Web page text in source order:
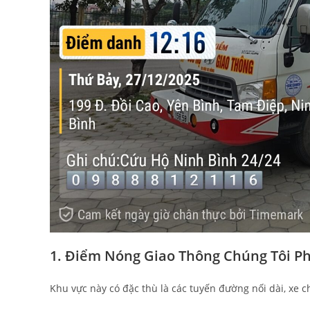
1. Điểm Nóng Giao Thông Chúng Tôi
Khu vực này có đặc thù là các tuyến đường nối dài, xe